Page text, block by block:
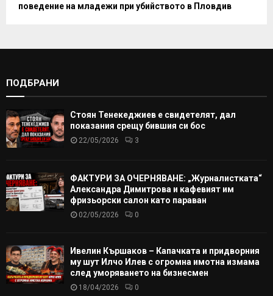
поведение на младежи при убийството в Пловдив
ПОДБРАНИ
Стоян Тенекеджиев е свидетелят, дал
показания срещу бившия си бос
22/05/2026 3
ФАКТУРИ ЗА ОЧЕРНЯВАНЕ: „Журналистката“
Александра Димитрова и кафевият им
фризьорски салон като параван
02/05/2026 0
Ивелин Кършаков – Капачката и придворния
му шут Илчо Илев с огромна имотна измама
след уморяването на бизнесмен
18/04/2026 0